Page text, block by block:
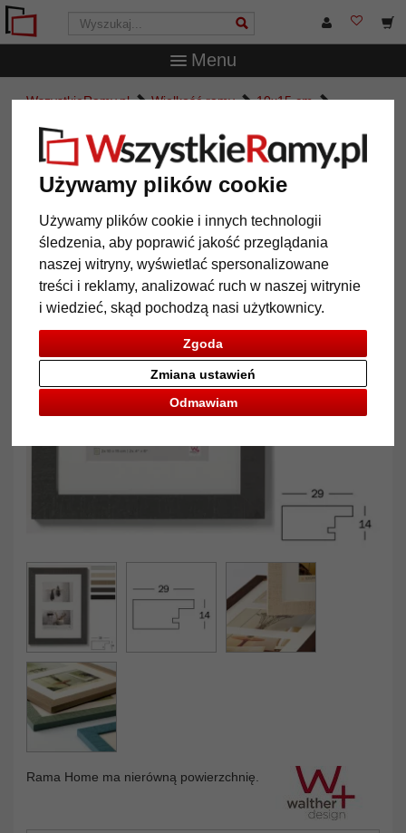
Używamy plików cookie
Używamy plików cookie i innych technologii
śledzenia, aby poprawić jakość przeglądania
naszej witryny, wyświetlać spersonalizowane
treści i reklamy, analizować ruch w naszej witrynie
i wiedzieć, skąd pochodzą nasi użytkownicy.
Zgoda
Odmawiam
Zmiana ustawień
Menu
WszystkieRamy.pl Wielkość ramy
10x15 cm
Multiramka na 2 zdjęcia Home
Rama Home ma nierówną powierzchnię.